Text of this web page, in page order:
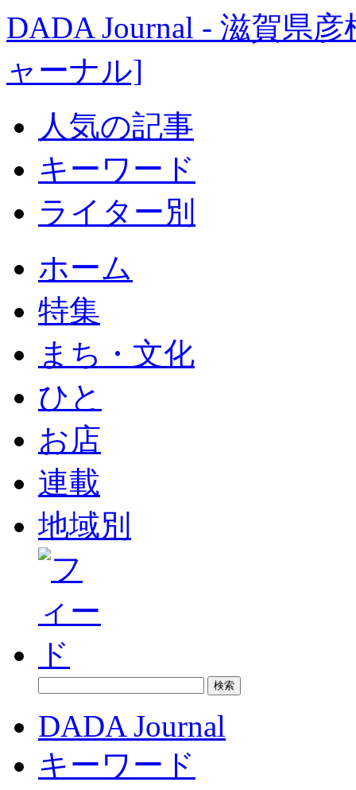
DADA Journal - 滋賀県
ャーナル]
人気の記事
キーワード
ライター別
ホーム
特集
まち・文化
ひと
お店
連載
地域別
DADA Journal
キーワード